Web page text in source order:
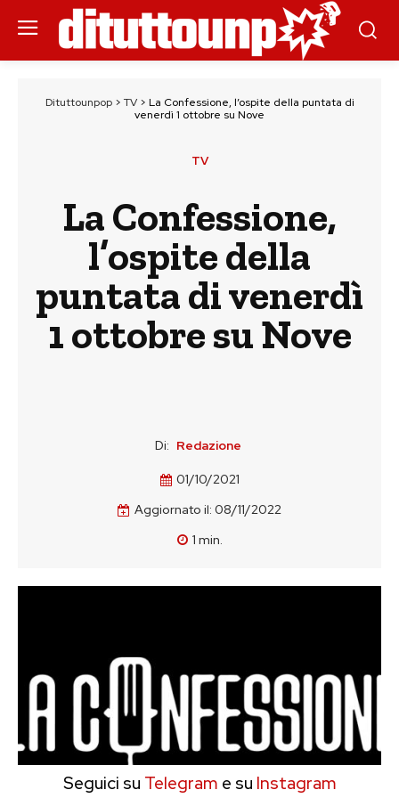
Dituttounpop> TV> La Confessione, l’ospite della puntata di
venerdì 1 ottobre su Nove
TV
La Confessione,
l’ospite della
puntata di venerdì
1 ottobre su Nove
Di: Redazione
01/10/2021
Aggiornato il: 08/11/2022
1 min.
Seguici su Telegram e su Instagram